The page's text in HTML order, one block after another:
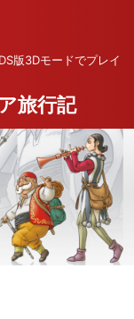
版3Dモードでプレイ
旅行記